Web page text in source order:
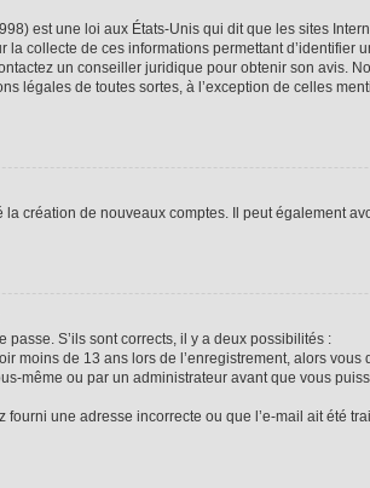
est une loi aux États-Unis qui dit que les sites
collecte de ces informations permettant
un conseiller juridique pour obtenir son avis.
légales de toutes sortes, à l’exception de celles
la création de nouveaux comptes. Il peut également
passe. S’ils sont corrects, il y a deux possibilités :
moins de 13 ans lors de l’enregistrement, alors
même ou par un administrateur avant que vous
fourni une adresse incorrecte ou que l’e-mail ait été